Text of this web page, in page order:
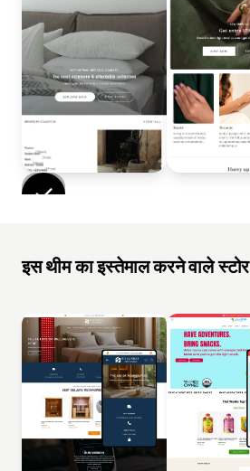
इस थीम का इस्तेमाल करने वाले स्टोर